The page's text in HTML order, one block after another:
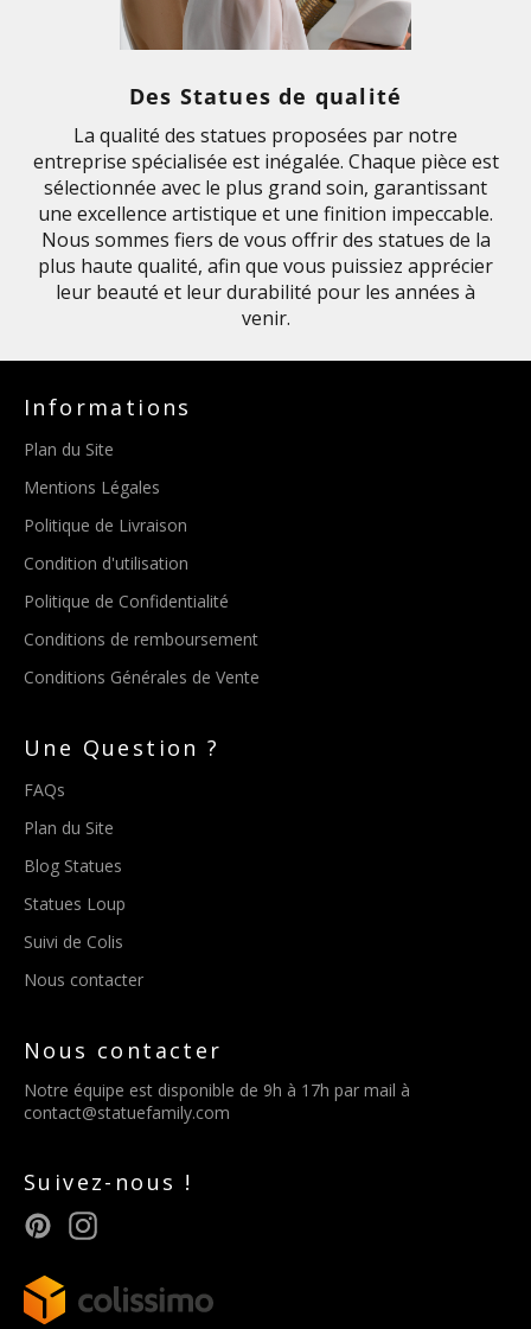
Des Statues de qualité
La qualité des statues proposées par notre
entreprise spécialisée est inégalée. Chaque pièce est
sélectionnée avec le plus grand soin, garantissant
une excellence artistique et une finition impeccable.
Nous sommes fiers de vous offrir des statues de la
plus haute qualité, afin que vous puissiez apprécier
leur beauté et leur durabilité pour les années à
venir.
Informations
Plan du Site
Mentions Légales
Politique de Livraison
Condition d'utilisation
Politique de Confidentialité
Conditions de remboursement
Conditions Générales de Vente
Une Question ?
FAQs
Plan du Site
Blog Statues
Statues Loup
Suivi de Colis
Nous contacter
Nous contacter
Notre équipe est disponible de 9h à 17h par mail à
contact@statuefamily.com
Suivez-nous !
Pinterest